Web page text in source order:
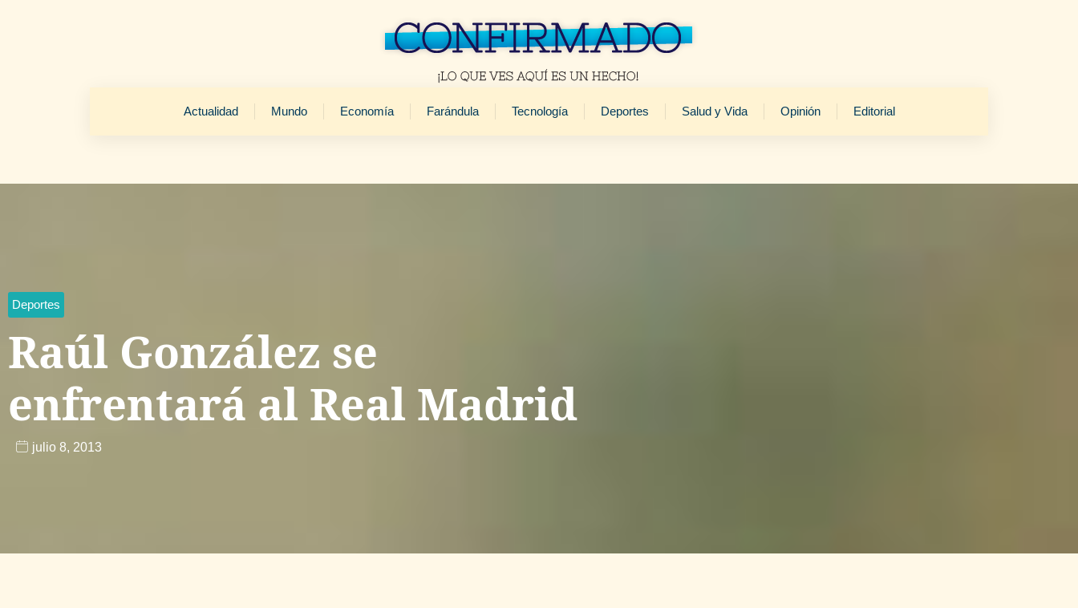
Actualidad Mundo Economía Farándula Tecnología Deportes Salud y Vida Opinión Editorial
Deportes
Raúl González se
enfrentará al Real Madrid
julio 8, 2013